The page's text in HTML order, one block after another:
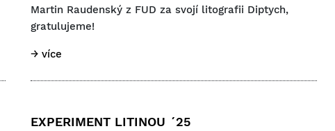
Martin Raudenský z FUD za svojí litografii Diptych,
gratulujeme!
→ více
EXPERIMENT LITINOU ´25